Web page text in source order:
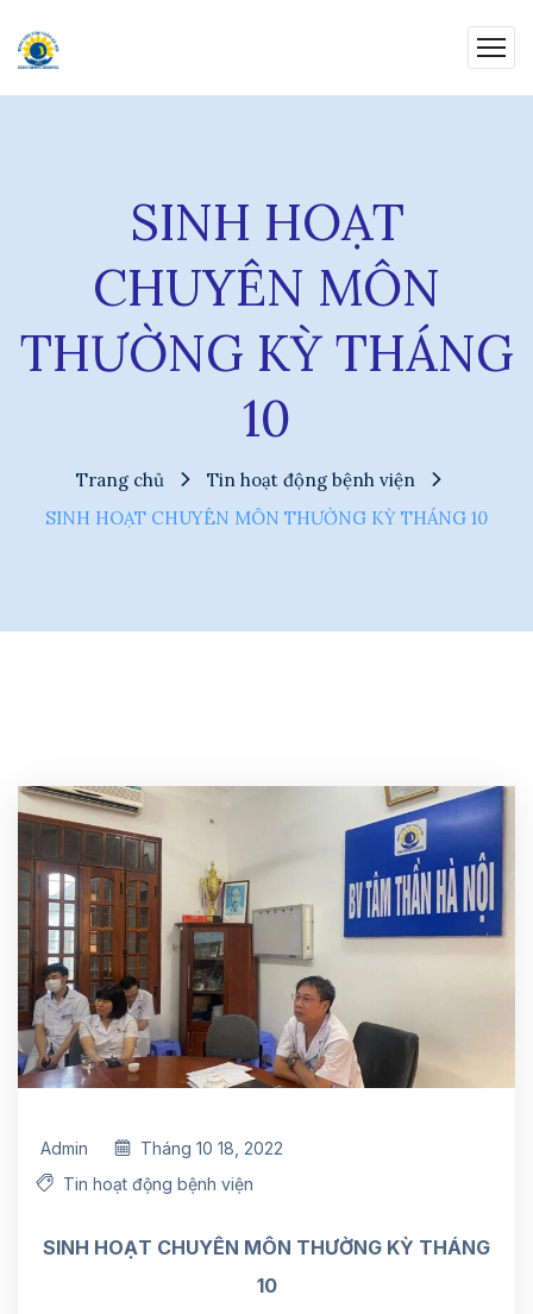
SINH HOẠT
CHUYÊN MÔN
THƯỜNG KỲ THÁNG
10
Trang chủ
Tin hoạt động bệnh viện
SINH HOẠT CHUYÊN MÔN THƯỜNG KỲ THÁNG 10
Admin
Tháng 10 18, 2022
Tin hoạt động bệnh viện
SINH HOẠT CHUYÊN MÔN THƯỜNG KỲ THÁNG
10